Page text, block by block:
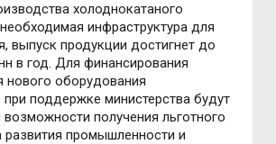
холоднокатаного
инфраструктура для
выпуск продукции достигнет до
в год. Для финансирования
нового оборудования
поддержке министерства будут
получения льготного
промышленности и